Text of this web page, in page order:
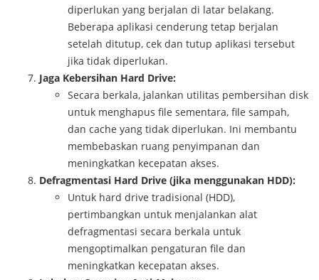
diperlukan yang berjalan di latar belakang.
Beberapa aplikasi cenderung tetap berjalan
setelah ditutup, cek dan tutup aplikasi tersebut
jika tidak diperlukan.
Jaga Kebersihan Hard Drive:
Secara berkala, jalankan utilitas pembersihan disk
untuk menghapus file sementara, file sampah,
dan cache yang tidak diperlukan. Ini membantu
membebaskan ruang penyimpanan dan
meningkatkan kecepatan akses.
Defragmentasi Hard Drive (jika menggunakan HDD):
Untuk hard drive tradisional (HDD),
pertimbangkan untuk menjalankan alat
defragmentasi secara berkala untuk
mengoptimalkan pengaturan file dan
meningkatkan kecepatan akses.